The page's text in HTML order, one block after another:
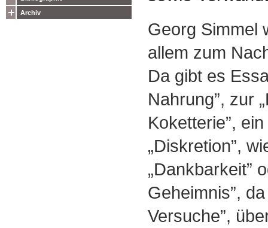
Archiv
Georg Simmel
allem zum
Da gibt es
Nahrung”, zur
Koketterie”,
„Diskretion”,
„Dankbarkeit”
Geheimnis”,
Versuche”,